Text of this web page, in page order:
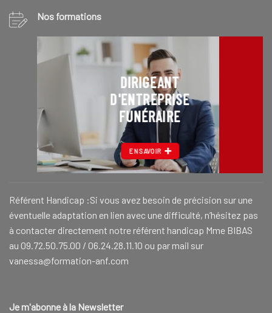
Nos formations
DIRIGEANT
D'ENTREPRISE
FUNÉRAIRE
EN SAVOIR
Référent Handicap :Si vous avez besoin de précision sur une
éventuelle adaptation en lien avec une difficulté, n’hésitez pas
à contacter directement notre référent handicap Mme BIBAS
au 09.72.50.75.00 / 06.24.28.11.10 ou par mail sur
vanessa@formation-anf.com
Je m'abonne à la Newsletter